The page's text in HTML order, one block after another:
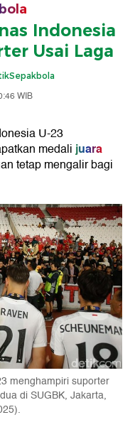
Indonesia
Usai Laga
WIB
U-23
medalijuara
tetap mengalir bagi
menghampiri suporter
di SUGBK, Jakarta,